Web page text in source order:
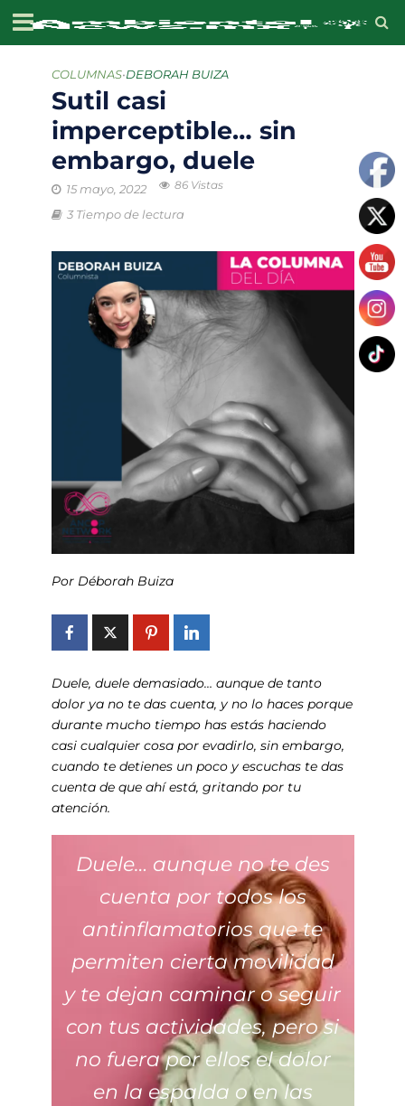
COLUMNAS•DEBORAH BUIZA
Sutil casi
imperceptible… sin
embargo, duele
15 mayo, 2022 86 Vistas
3 Tiempo de lectura
Por Déborah Buiza
Duele, duele demasiado… aunque de tanto
dolor ya no te das cuenta, y no lo haces porque
durante mucho tiempo has estás haciendo
casi cualquier cosa por evadirlo, sin embargo,
cuando te detienes un poco y escuchas te das
cuenta de que ahí está, gritando por tu
atención.
Duele… aunque no te des
cuenta por todos los
antinflamatorios que te
permiten cierta movilidad
y te dejan caminar o seguir
con tus actividades, pero si
no fuera por ellos el dolor
en la espalda o en las